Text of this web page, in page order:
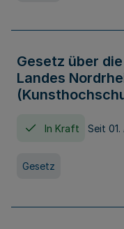
Gesetz über
Landes
In Kraft Seit
Gesetz